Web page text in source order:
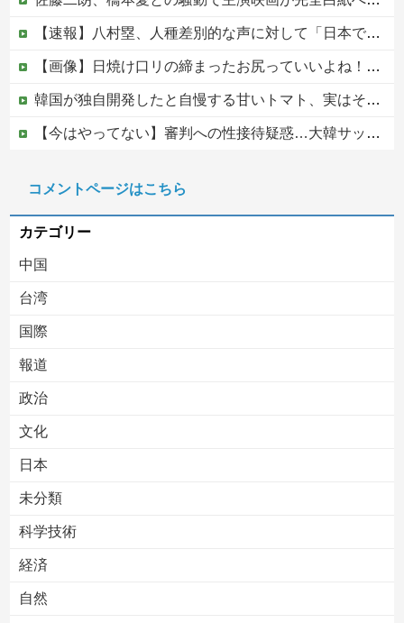
【速報】八村塁、人種差別的な声に対して「日本で生まれ日本で育ち日本語話す。誰に何を言われようが日本人、日本人であるプライドがある」他
【画像】日焼け口リの締まったお尻っていいよね！ｗｗｗｗｗ
韓国が独自開発したと自慢する甘いトマト、実はそこら辺のトマトに砂糖水を注入していただけなのが判明して大問題にw
【今はやってない】審判への性接待疑惑…大韓サッカー協会が声明「現在は一切発生していない」
中国の海水浴場の映像があまりにも・・・
コメントページはこちら
カテゴリー
中国
台湾
国際
報道
政治
文化
日本
未分類
科学技術
経済
自然